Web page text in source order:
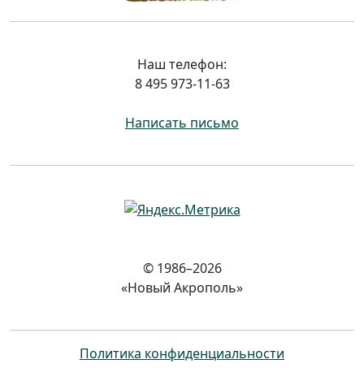
Наш телефон:
8 495 973-11-63
Написать письмо
© 1986–2026
«Новый Акрополь»
Политика конфиденциальности